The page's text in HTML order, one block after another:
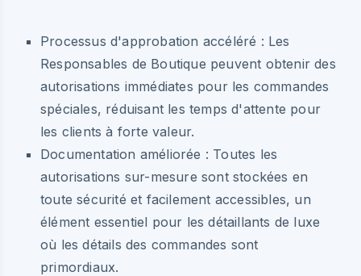
Processus d'approbation accéléré : Les
Responsables de Boutique peuvent obtenir des
autorisations immédiates pour les commandes
spéciales, réduisant les temps d'attente pour
les clients à forte valeur.
Documentation améliorée : Toutes les
autorisations sur-mesure sont stockées en
toute sécurité et facilement accessibles, un
élément essentiel pour les détaillants de luxe
où les détails des commandes sont
primordiaux.